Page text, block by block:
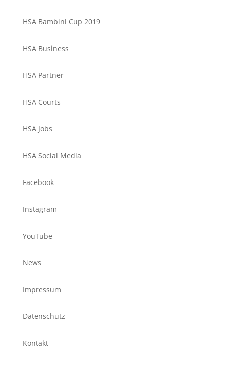
HSA Bambini Cup 2019
HSA Business
HSA Partner
HSA Courts
HSA Jobs
HSA Social Media
Facebook
Instagram
YouTube
News
Impressum
Datenschutz
Kontakt